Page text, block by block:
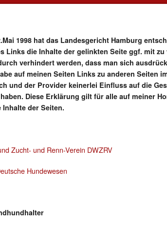
1998 hat das Landesgericht Hamburg
Links die Inhalte der gelinkten Seite ggf. mit
verhindert werden, dass man sich
auf meinen Seiten Links zu anderen Seiten
und der Provider keinerlei Einfluss auf die
Diese Erklärung gilt für alle auf meiner
der Seiten.
Zucht- und Renn-Verein DWZRV
Hundewesen